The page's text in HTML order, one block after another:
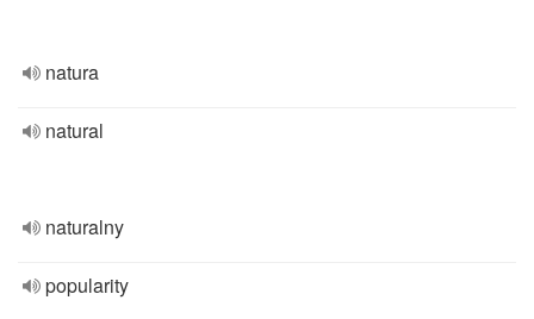
natura
natural
naturalny
popularity